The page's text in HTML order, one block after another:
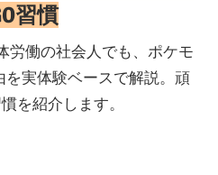
習慣
労働の社会人でも、ポケモ
を実体験ベースで解説。頑
を紹介します。